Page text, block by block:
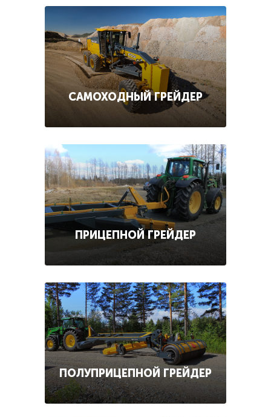
САМОХОДНЫЙ ГРЕЙДЕР
ПРИЦЕПНОЙ ГРЕЙДЕР
ПОЛУПРИЦЕПНОЙ ГРЕЙДЕР